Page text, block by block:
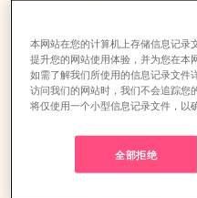
安全和福利，包括在海外
升级时，“合理措施”意味
情况，而不是等待政府发
在实践中，这涵盖了四个
本网站在您的计算机上存储信息记
提升您的网站使用体验，并为您在本
如需了解我们所使用的信息记录文件
访问我们的网站时，我们不会追踪您
将仅使用一个小型信息记录文件，以
全部拒绝